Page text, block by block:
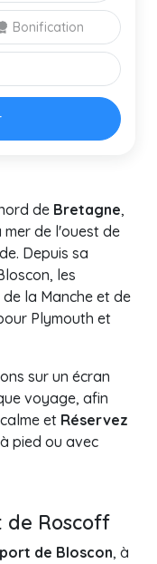
Bonification
de Bretagne,
de l'ouest de
Depuis sa
les
la Manche et de
Plymouth et
sur un écran
voyage, afin
et Réservez
pied ou avec
Roscoff
port de Bloscon, à